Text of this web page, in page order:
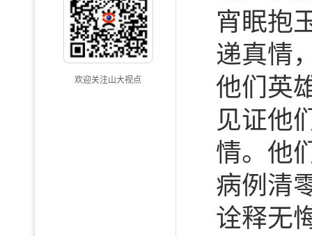
欢迎关注山大视点
宵眠抱
递真情
他们英
见证他
情。他
病例清
诠释无